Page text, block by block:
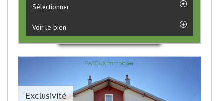
Sélectionner
Voir le bien
Exclusivité